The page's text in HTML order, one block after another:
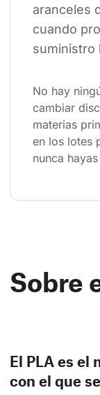
aranceles
cuando
suministro
No hay
cambiar
materias
en los lotes
nunca
Sobre
El PLA es el
con el que